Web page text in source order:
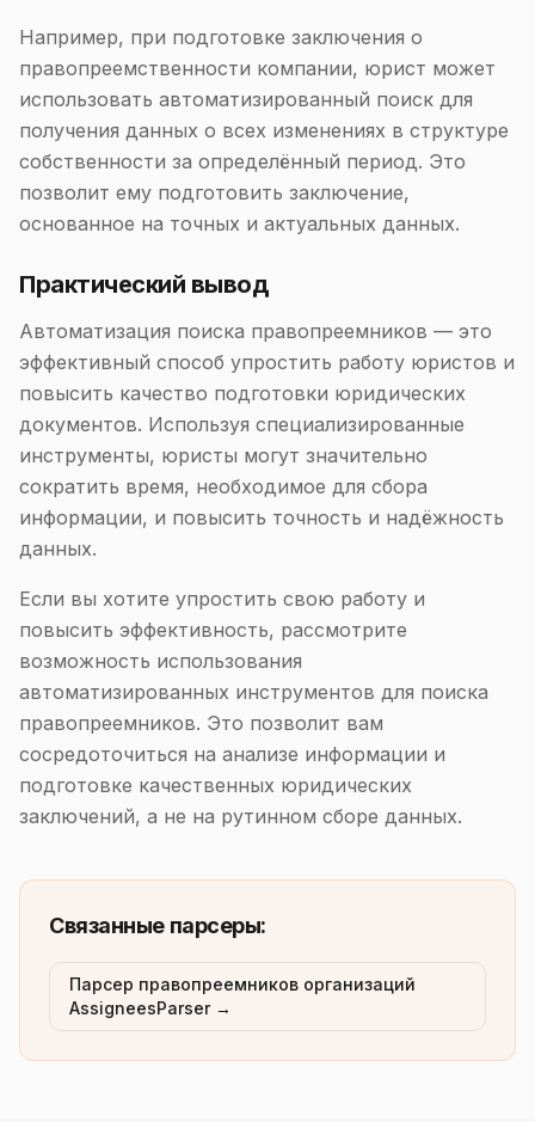
Например, при подготовке заключения о
правопреемственности компании, юрист может
использовать автоматизированный поиск для
получения данных о всех изменениях в структуре
собственности за определённый период. Это
позволит ему подготовить заключение,
основанное на точных и актуальных данных.
Практический вывод
Автоматизация поиска правопреемников — это
эффективный способ упростить работу юристов и
повысить качество подготовки юридических
документов. Используя специализированные
инструменты, юристы могут значительно
сократить время, необходимое для сбора
информации, и повысить точность и надёжность
данных.
Если вы хотите упростить свою работу и
повысить эффективность, рассмотрите
возможность использования
автоматизированных инструментов для поиска
правопреемников. Это позволит вам
сосредоточиться на анализе информации и
подготовке качественных юридических
заключений, а не на рутинном сборе данных.
Связанные парсеры:
Парсер правопреемников организаций
AssigneesParser →